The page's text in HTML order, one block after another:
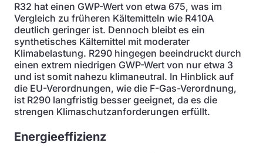
R32 hat einen GWP-Wert von etwa 675, was im
Vergleich zu früheren Kältemitteln wie R410A
deutlich geringer ist. Dennoch bleibt es ein
synthetisches Kältemittel mit moderater
Klimabelastung. R290 hingegen beeindruckt durch
einen extrem niedrigen GWP-Wert von nur etwa 3
und ist somit nahezu klimaneutral. In Hinblick auf
die EU-Verordnungen, wie die F-Gas-Verordnung,
ist R290 langfristig besser geeignet, da es die
strengen Klimaschutzanforderungen erfüllt.
Energieeffizienz